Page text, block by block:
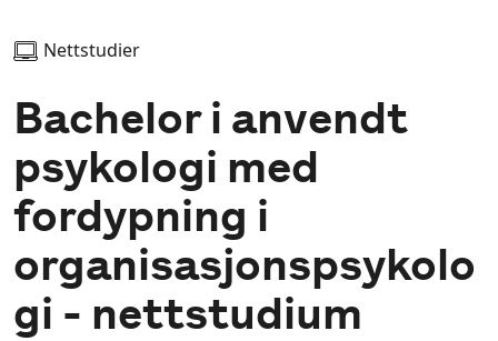
Nettstudier
Bachelor i anvendt
psykologi med
fordypning i
organisasjonspsykolo
gi - nettstudium